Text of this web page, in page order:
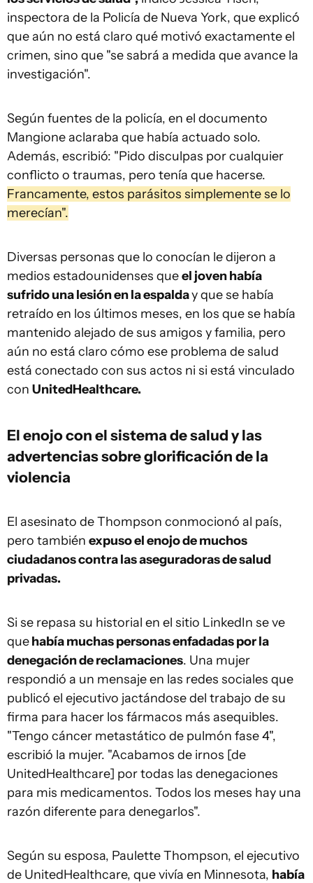
inspectora de la Policía de Nueva York, que explicó
que aún no está claro qué motivó exactamente el
crimen, sino que "se sabrá a medida que avance la
investigación".
Según fuentes de la policía, en el documento
Mangione aclaraba que había actuado solo.
Además, escribió: "Pido disculpas por cualquier
conflicto o traumas, pero tenía que hacerse.
Francamente, estos parásitos simplemente se lo
merecían".
Diversas personas que lo conocían le dijeron a
medios estadounidenses queel joven había
sufrido una lesión en la espalday que se había
retraído en los últimos meses, en los que se había
mantenido alejado de sus amigos y familia, pero
aún no está claro cómo ese problema de salud
está conectado con sus actos ni si está vinculado
con UnitedHealthcare.
El enojo con el sistema de salud y las
advertencias sobre glorificación de la
violencia
El asesinato de Thompson conmocionó al país,
pero también expuso el enojo de muchos
ciudadanos contra las aseguradoras de salud
privadas.
Si se repasa su historial en el sitio LinkedIn se ve
quehabía muchas personas enfadadas por la
denegación de reclamaciones. Una mujer
respondió a un mensaje en las redes sociales que
publicó el ejecutivo jactándose del trabajo de su
firma para hacer los fármacos más asequibles.
"Tengo cáncer metastático de pulmón fase 4",
escribió la mujer. "Acabamos de irnos [de
UnitedHealthcare] por todas las denegaciones
para mis medicamentos. Todos los meses hay una
razón diferente para denegarlos".
Según su esposa, Paulette Thompson, el ejecutivo
de UnitedHealthcare, que vivía en Minnesota, había